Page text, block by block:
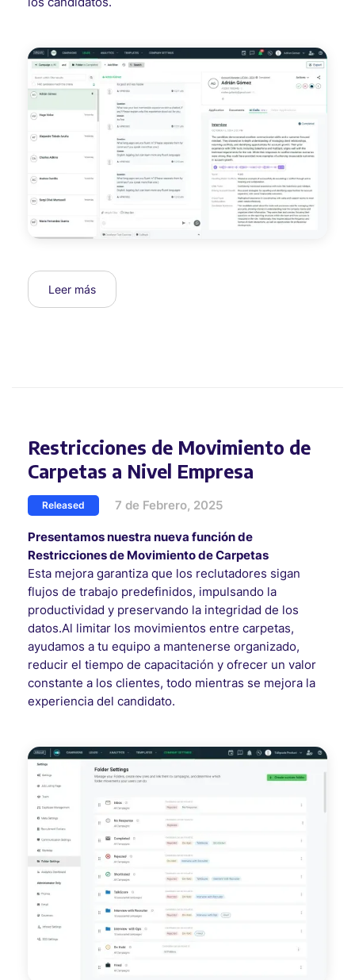
Leer más
Restricciones de Movimiento de
Carpetas a Nivel Empresa
Released 7 de Febrero, 2025
Presentamos nuestra nueva función de
Restricciones de Movimiento de Carpetas
Esta mejora garantiza que los reclutadores sigan
flujos de trabajo predefinidos, impulsando la
productividad y preservando la integridad de los
datos.Al limitar los movimientos entre carpetas,
ayudamos a tu equipo a mantenerse organizado,
reducir el tiempo de capacitación y ofrecer un valor
constante a los clientes, todo mientras se mejora la
experiencia del candidato.